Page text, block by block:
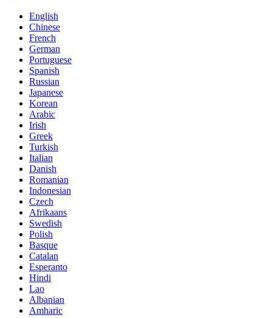
English
Chinese
French
German
Portuguese
Spanish
Russian
Japanese
Korean
Arabic
Irish
Greek
Turkish
Italian
Danish
Romanian
Indonesian
Czech
Afrikaans
Swedish
Polish
Basque
Catalan
Esperanto
Hindi
Lao
Albanian
Amharic